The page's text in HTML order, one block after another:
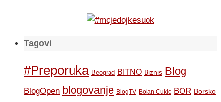
Tagovi
#Preporuka Beograd BITNO Biznis Blog
BlogOpen blogovanje BlogTV Bojan Cukic BOR Borsko